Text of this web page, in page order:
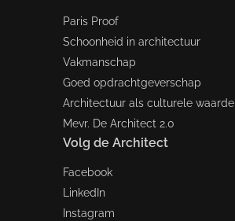
Paris Proof
Schoonheid in architectuur
Vakmanschap
Goed opdrachtgeverschap
Architectuur als culturele waarde
Mevr. De Architect 2.0
Volg de Architect
Facebook
LinkedIn
Instagram